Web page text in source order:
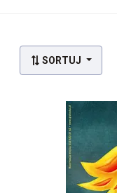
Lista wydarzeń:
SORTUJ